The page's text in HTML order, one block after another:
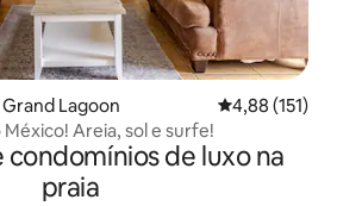
Lagoon 4,88 de uma
4,88 (151)
Areia, sol e surfe!
condomínios de luxo na
praia